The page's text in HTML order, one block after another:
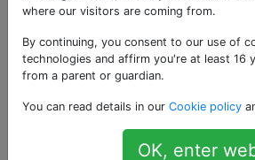
telefonate
direttamente
computer
Quando sono sul mio
where our visitors are coming from.
By continuing, you consent to our use of
technologies and affirm you're at least 16
from a parent or guardian.
You can read details in our Cookie policy
OK, enter